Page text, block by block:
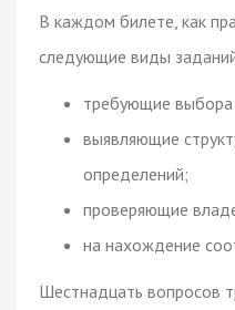
В каждом билете, как
следующие виды
требующие выбора
выявляющие
определений;
проверяющие
на нахождение
Шестнадцать вопросов